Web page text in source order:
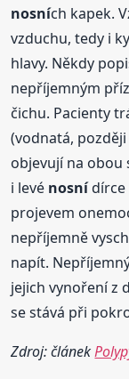
nosních kapek.
vzduchu, tedy i
hlavy. Někdy
nepříjemným
čichu. Pacienty
(vodnatá, později
objevují na obou
i levé nosnídírce
projevem
nepříjemně
napít.
jejich vynoření z
se stává při
Zdroj: článek